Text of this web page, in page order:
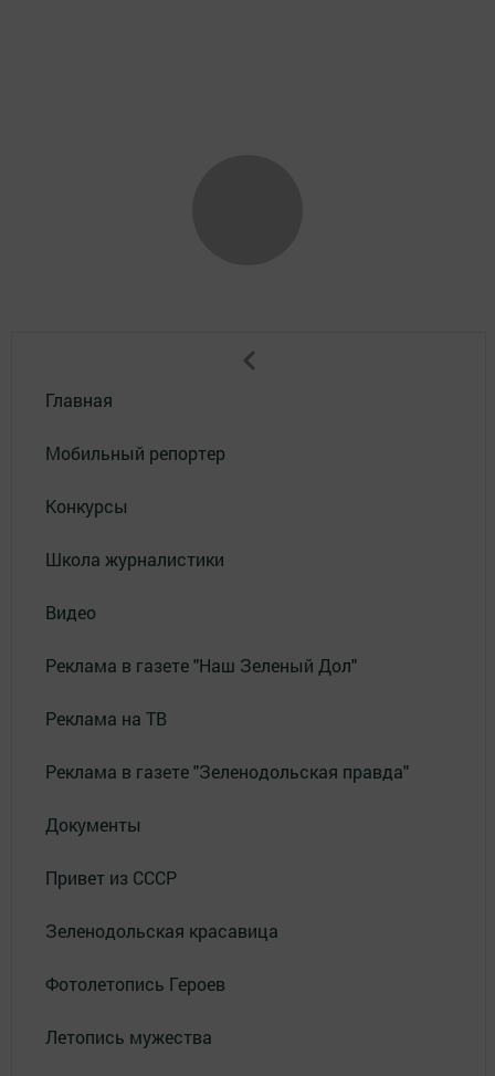
Главная
Мобильный репортер
Конкурсы
Школа журналистики
Видео
Реклама в газете "Наш Зеленый Дол"
Реклама на ТВ
Реклама в газете "Зеленодольская правда"
Документы
Привет из СССР
Зеленодольская красавица
Фотолетопись Героев
Летопись мужества